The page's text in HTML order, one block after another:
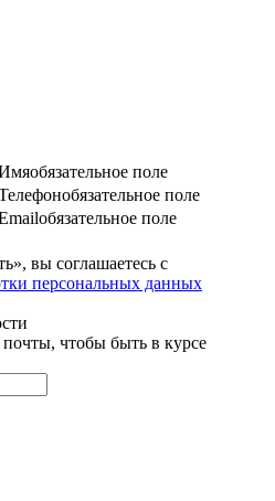
обязательное поле
обязательное поле
обязательное поле
вы соглашаетесь с
персональных данных
чтобы быть в курсе